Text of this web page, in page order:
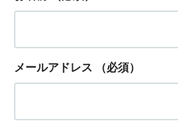
メールアドレス （必須）